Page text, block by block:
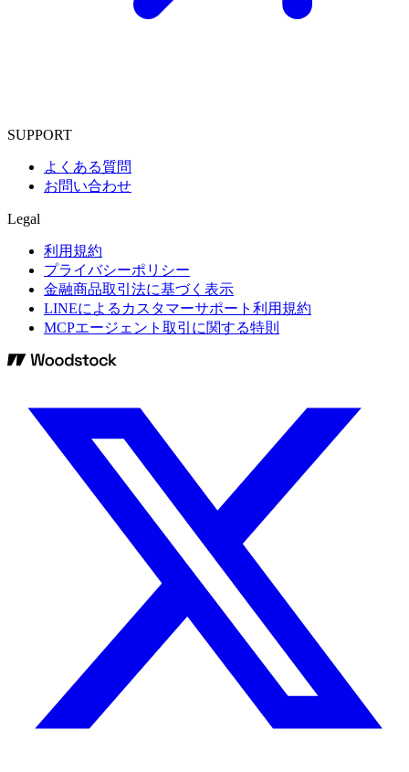
SUPPORT
よくある質問
お問い合わせ
Legal
利用規約
プライバシーポリシー
金融商品取引法に基づく表示
LINEによるカスタマーサポート利用規約
MCPエージェント取引に関する特則